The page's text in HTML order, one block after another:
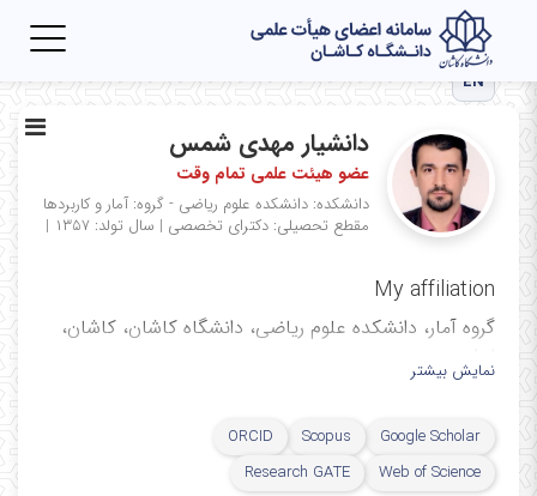
EN
دانشیار مهدی شمس
عضو هیئت علمی تمام وقت
دانشکده: دانشکده علوم ریاضی - گروه: آمار و کاربردها
مقطع تحصیلی: دکترای تخصصی | سال تولد: ۱۳۵۷ |
My affiliation
گروه آمار، دانشکده علوم ریاضی، دانشگاه کاشان، کاشان،
ایران
نمایش بیشتر
Google Scholar
Scopus
ORCID
Web of Science
Research GATE